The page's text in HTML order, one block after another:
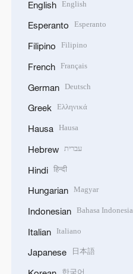
English English
Esperanto Esperanto
Filipino Filipino
French Français
German Deutsch
Greek Ελληνικά
Hausa Hausa
Hebrew עברית
Hindi हिन्दी
Hungarian Magyar
Indonesian Bahasa Indonesia
Italian Italiano
Japanese 日本語